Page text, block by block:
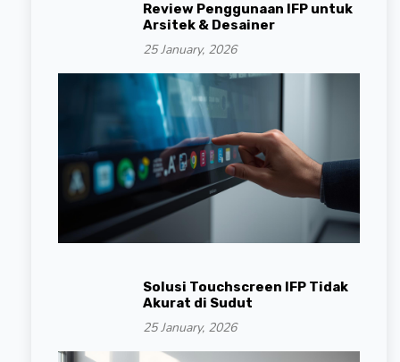
Review Penggunaan IFP untuk
Arsitek & Desainer
25 January, 2026
Solusi Touchscreen IFP Tidak
Akurat di Sudut
25 January, 2026